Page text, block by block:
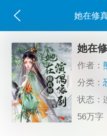
她在修
她在
作者：
分类：
状态：
56万字